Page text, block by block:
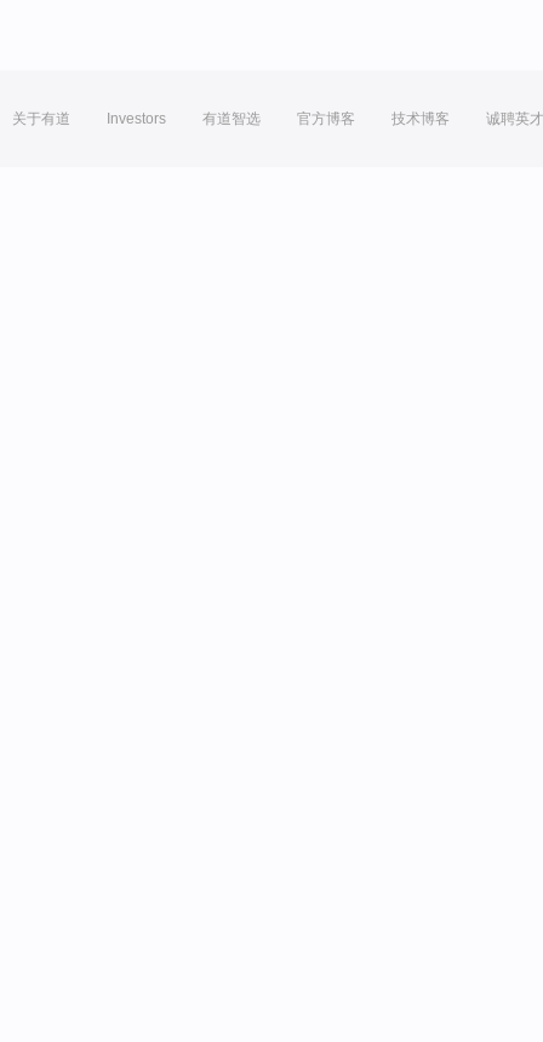
关于有道 Investors 有道智选 官方博客 技术博客 诚聘英才